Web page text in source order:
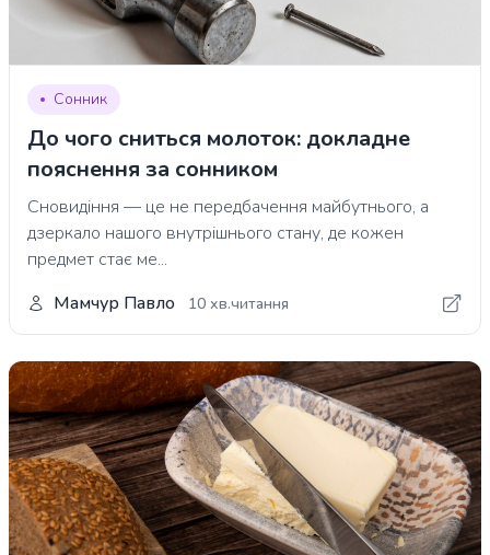
Сонник
До чого сниться молоток: докладне
пояснення за сонником
Сновидіння — це не передбачення майбутнього, а
дзеркало нашого внутрішнього стану, де кожен
предмет стає ме...
Мамчур Павло
10 хв.читання